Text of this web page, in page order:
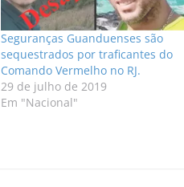
Seguranças Guanduenses são
sequestrados por traficantes do
Comando Vermelho no RJ.
29 de julho de 2019
Em "Nacional"